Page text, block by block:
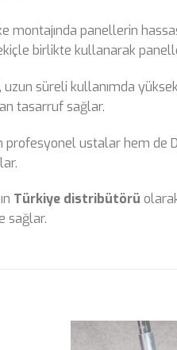
montajında panellerin
birlikte kullanarak
süreli kullanımda
tasarruf sağlar.
profesyonel ustalar hem de
Türkiye distribütörü
sağlar.